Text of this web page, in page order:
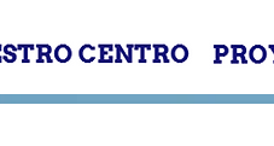
NUESTRO CENTRO